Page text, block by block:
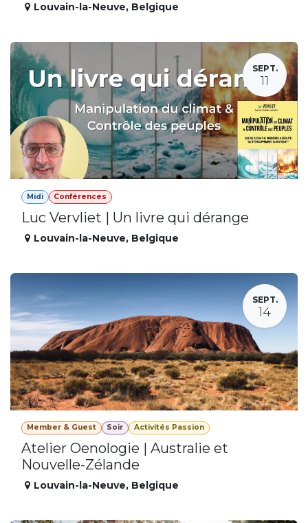
Louvain-la-Neuve, Belgique
SEPT.
11
Midi Conférences
Luc Vervliet | Un livre qui dérange
Louvain-la-Neuve, Belgique
SEPT.
14
Member & Guest Soir Activités Passion
Atelier Oenologie | Australie et
Nouvelle-Zélande
Louvain-la-Neuve, Belgique